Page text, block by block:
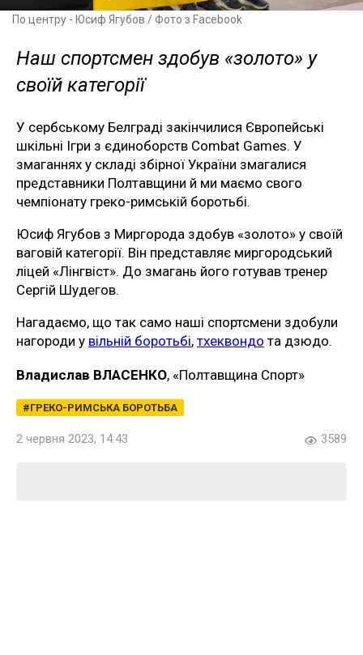
По центру - Юсиф Ягубов / Фото з Facebook
Наш спортсмен здобув «золото» у
своїй категорії
У сербському Белграді закінчилися Європейські
шкільні Ігри з єдиноборств Combat Games. У
змаганнях у складі збірної України змагалися
представники Полтавщини й ми маємо свого
чемпіонату греко-римській боротьбі.
Юсиф Ягубов з Миргорода здобув «золото» у своїй
ваговій категорії. Він представляє миргородський
ліцей «Лінгвіст». До змагань його готував тренер
Сергій Шудегов.
Нагадаємо, що так само наші спортсмени здобули
нагороди у вільній боротьбі, тхеквондо та дзюдо.
Владислав ВЛАСЕНКО, «Полтавщина Спорт»
ГРЕКО-РИМСЬКА БОРОТЬБА
2 червня 2023, 14:43 3589